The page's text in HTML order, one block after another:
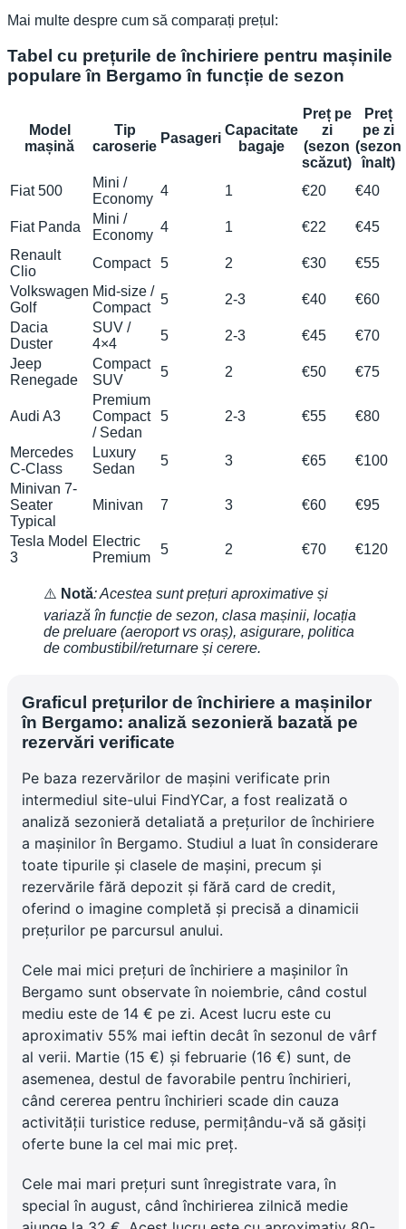
Mai multe despre cum să comparați prețul:
Tabel cu prețurile de închiriere pentru mașinile
populare în Bergamo în funcție de sezon
Model
mașină
Tip
caroserie
Pasageri
Capacitate
bagaje
Preț pe
zi
(sezon
scăzut)
Preț
pe zi
(sezon
înalt)
Fiat 500
Mini /
Economy
4 1 €20 €40
Fiat Panda
Mini /
Economy
4 1 €22
€45
Renault
Clio
Compact 5 2 €30
€55
Volkswagen
Golf
Mid-size /
Compact
5 2-3 €40
€60
Dacia
Duster
SUV /
4×4
5 2-3 €45
€70
Jeep
Renegade
Compact
SUV
5 2 €50 €75
Audi A3
Premium
Compact
/ Sedan
5 2-3 €55 €80
Mercedes
C-Class
Luxury
Sedan
5 3 €65
€100
Minivan 7-
Seater
Typical
Minivan 7 3 €60 €95
Tesla Model
3
Electric
Premium
5 2 €70 €120
⚠️ Notă: Acestea sunt prețuri aproximative și
variază în funcție de sezon, clasa mașinii, locația
de preluare (aeroport vs oraș), asigurare, politica
de combustibil/returnare și cerere.
Graficul prețurilor de închiriere a mașinilor
în Bergamo: analiză sezonieră bazată pe
rezervări verificate
Pe baza rezervărilor de mașini verificate prin
intermediul site-ului FindYCar, a fost realizată o
analiză sezonieră detaliată a prețurilor de închiriere
a mașinilor în Bergamo. Studiul a luat în considerare
toate tipurile și clasele de mașini, precum și
rezervările fără depozit și fără card de credit,
oferind o imagine completă și precisă a dinamicii
prețurilor pe parcursul anului.
Cele mai mici prețuri de închiriere a mașinilor în
Bergamo sunt observate în noiembrie, când costul
mediu este de 14 € pe zi. Acest lucru este cu
aproximativ 55% mai ieftin decât în sezonul de vârf
al verii. Martie (15 €) și februarie (16 €) sunt, de
asemenea, destul de favorabile pentru închirieri,
când cererea pentru închirieri scade din cauza
activității turistice reduse, permițându-vă să găsiți
oferte bune la cel mai mic preț.
Cele mai mari prețuri sunt înregistrate vara, în
special în august, când închirierea zilnică medie